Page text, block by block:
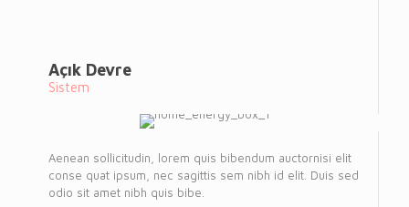
Açık Devre
Sistem
Aenean sollicitudin, lorem quis bibendum auctornisi elit
conse quat ipsum, nec sagittis sem nibh id elit. Duis sed
odio sit amet nibh quis bibe.